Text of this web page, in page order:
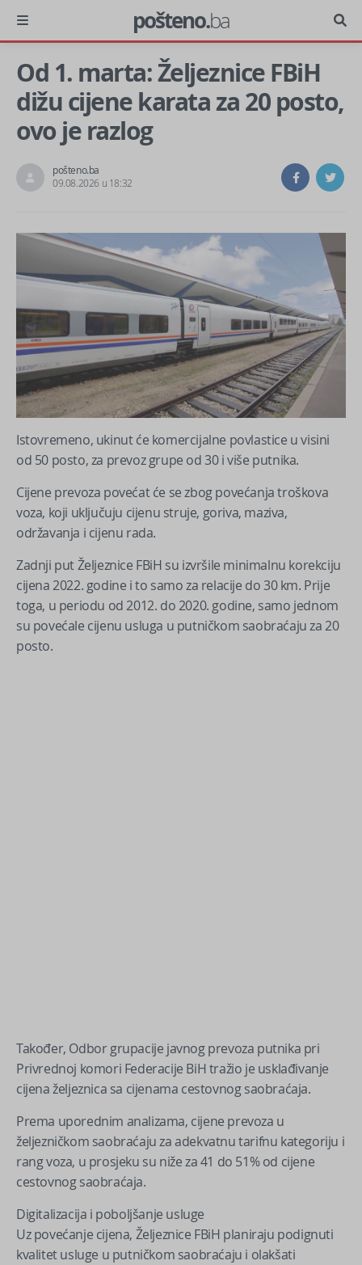
pošteno.ba
Od 1. marta: Željeznice FBiH
dižu cijene karata za 20 posto,
ovo je razlog
pošteno.ba
09.08.2026 u 18:32
Istovremeno, ukinut će komercijalne povlastice u visini
od 50 posto, za prevoz grupe od 30 i više putnika.
Cijene prevoza povećat će se zbog povećanja troškova
voza, koji uključuju cijenu struje, goriva, maziva,
održavanja i cijenu rada.
Zadnji put Željeznice FBiH su izvršile minimalnu korekciju
cijena 2022. godine i to samo za relacije do 30 km. Prije
toga, u periodu od 2012. do 2020. godine, samo jednom
su povećale cijenu usluga u putničkom saobraćaju za 20
posto.
Također, Odbor grupacije javnog prevoza putnika pri
Privrednoj komori Federacije BiH tražio je usklađivanje
cijena željeznica sa cijenama cestovnog saobraćaja.
Prema uporednim analizama, cijene prevoza u
željezničkom saobraćaju za adekvatnu tarifnu kategoriju i
rang voza, u prosjeku su niže za 41 do 51% od cijene
cestovnog saobraćaja.
Digitalizacija i poboljšanje usluge
Uz povećanje cijena, Željeznice FBiH planiraju podignuti
kvalitet usluge u putničkom saobraćaju i olakšati